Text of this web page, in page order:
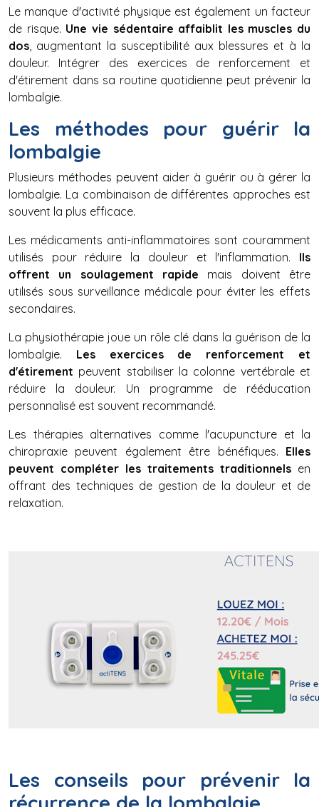
Le manque d'activité physique est également un facteur
de risque. Une vie sédentaire affaiblit les muscles du
dos, augmentant la susceptibilité aux blessures et à la
douleur. Intégrer des exercices de renforcement et
d'étirement dans sa routine quotidienne peut prévenir la
lombalgie.
Les méthodes pour guérir la
lombalgie
Plusieurs méthodes peuvent aider à guérir ou à gérer la
lombalgie. La combinaison de différentes approches est
souvent la plus efficace.
Les médicaments anti-inflammatoires sont couramment
utilisés pour réduire la douleur et l'inflammation. Ils
offrent un soulagement rapide mais doivent être
utilisés sous surveillance médicale pour éviter les effets
secondaires.
La physiothérapie joue un rôle clé dans la guérison de la
lombalgie. Les exercices de renforcement et
d'étirement peuvent stabiliser la colonne vertébrale et
réduire la douleur. Un programme de rééducation
personnalisé est souvent recommandé.
Les thérapies alternatives comme l'acupuncture et la
chiropraxie peuvent également être bénéfiques. Elles
peuvent compléter les traitements traditionnels en
offrant des techniques de gestion de la douleur et de
relaxation.
Les conseils pour prévenir la